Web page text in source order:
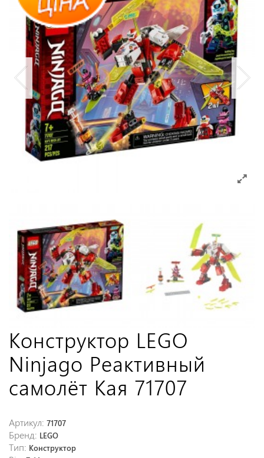
Конструктор LEGO
Ninjago Реактивный
самолёт Кая 71707
Артикул: 71707
Бренд: LEGO
Тип: Конструктор